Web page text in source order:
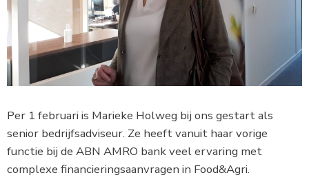
Per 1 februari is Marieke Holweg bij ons gestart als
senior bedrijfsadviseur. Ze heeft vanuit haar vorige
functie bij de ABN AMRO bank veel ervaring met
complexe financieringsaanvragen in Food&Agri.